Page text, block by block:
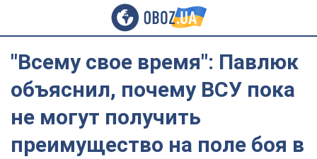
"Всему свое время": Павлюк
объяснил, почему ВСУ пока
не могут получить
преимущество на поле боя в